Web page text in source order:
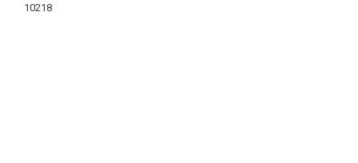
10218